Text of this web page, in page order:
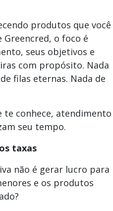
produtos que você
Greencred, o foco é
seus objetivos e
com propósito. Nada
filas eternas. Nada de
te conhece, atendimento
seu tempo.
taxas
não é gerar lucro para
e os produtos